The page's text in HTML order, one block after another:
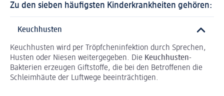
Zu den sieben häufigsten Kinderkrankheiten gehören:
Keuchhusten
Keuchhusten wird per Tröpfcheninfektion durch Sprechen,
Husten oder Niesen weitergegeben. Die Keuchhusten-
Bakterien erzeugen Giftstoffe, die bei den Betroffenen die
Schleimhäute der Luftwege beeinträchtigen.